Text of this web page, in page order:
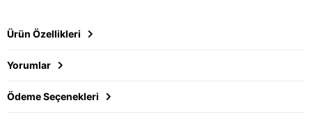
Ürün Özellikleri
Yorumlar
Ödeme Seçenekleri